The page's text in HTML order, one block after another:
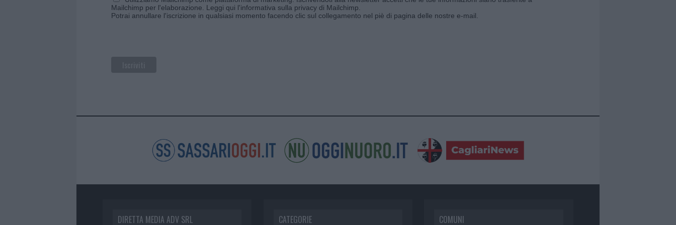
Mailchimp per l'elaborazione. Leggi qui l'informativa sulla privacy di Mailchimp
Potrai annullare l'iscrizione in qualsiasi momento facendo clic sul collegamento nel piè di pagina delle nostre e-mail.
DIRETTA MEDIA ADV SRL
CATEGORIE COMUNI